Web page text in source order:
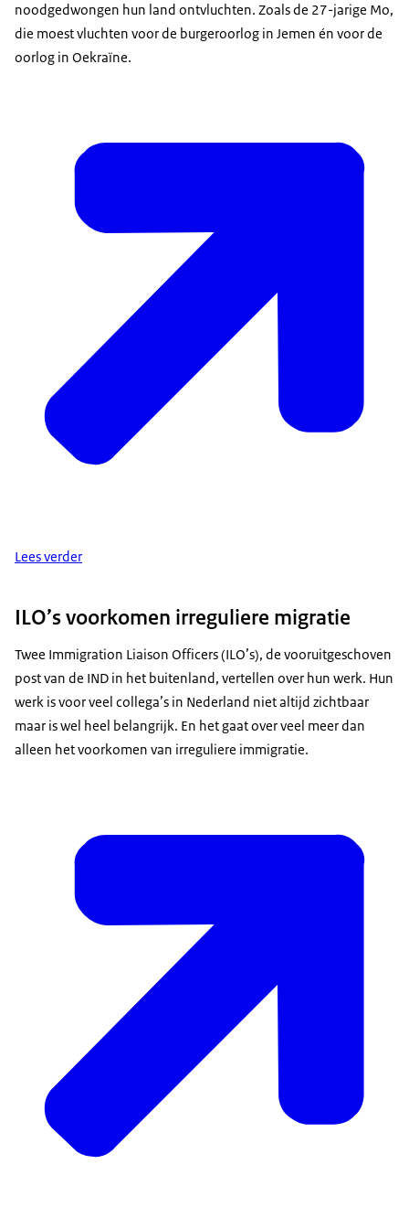
noodgedwongen hun land ontvluchten. Zoals de 27-jarige Mo,
die moest vluchten voor de burgeroorlog in Jemen én voor de
oorlog in Oekraïne.
Lees verder
ILO’s voorkomen irreguliere migratie
Twee Immigration Liaison Officers (ILO’s), de vooruitgeschoven
post van de IND in het buitenland, vertellen over hun werk. Hun
werk is voor veel collega’s in Nederland niet altijd zichtbaar
maar is wel heel belangrijk. En het gaat over veel meer dan
alleen het voorkomen van irreguliere immigratie.